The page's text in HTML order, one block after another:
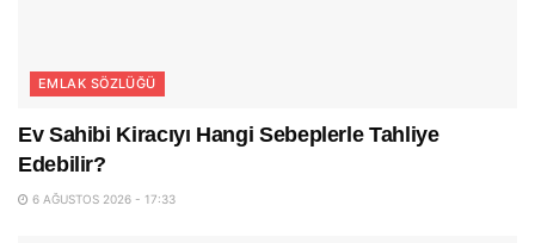
EMLAK SÖZLÜĞÜ
Ev Sahibi Kiracıyı Hangi Sebeplerle Tahliye
Edebilir?
6 AĞUSTOS 2026 - 17:33